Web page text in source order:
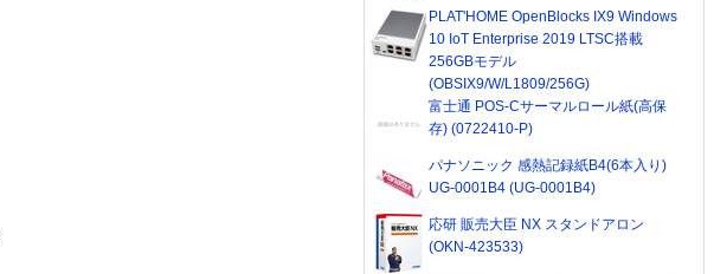
PLAT'HOME OpenBlocks IX9 Windows
10 IoT Enterprise 2019 LTSC搭載
256GBモデル
(OBSIX9/W/L1809/256G)
富士通 POS-Cサーマルロール紙(高保
存) (0722410-P)
パナソニック 感熱記録紙B4(6本入り)
UG-0001B4 (UG-0001B4)
応研 販売大臣 NX スタンドアロン
(OKN-423533)